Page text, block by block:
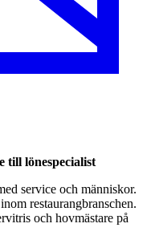
till lönespecialist
service och människor.
restaurangbranschen.
och hovmästare på